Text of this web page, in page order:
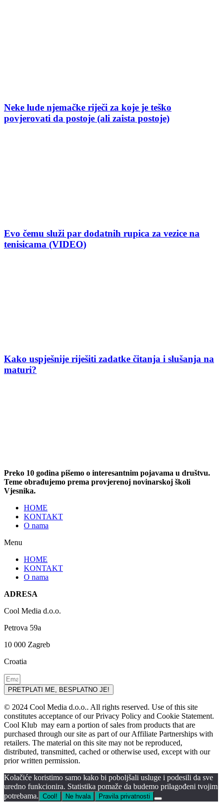
Neke lude njemačke riječi za koje je teško
povjerovati da postoje (ali zaista postoje)
Evo čemu služi par dodatnih rupica za vezice na
tenisicama (VIDEO)
Kako uspješnije riješiti zadatke čitanja i slušanja na
maturi?
Preko 10 godina pišemo o interesantnim pojavama u društvu.
Teme obrađujemo prema provjerenoj novinarskoj školi
Vjesnika.
HOME
KONTAKT
O nama
Menu
HOME
KONTAKT
O nama
ADRESA
Cool Media d.o.o.
Petrova 59a
10 000 Zagreb
Croatia
PRETPLATI ME, BESPLATNO JE!
© 2024 Cool Media d.o.o.. All rights reserved. Use of this site
constitutes acceptance of our Privacy Policy and Cookie Statement.
Cool Klub may earn a portion of sales from products that are
purchased through our site as part of our Affiliate Partnerships with
retailers. The material on this site may not be reproduced,
distributed, transmitted, cached or otherwise used, except with our
prior written permission.
Kolačiće koristimo samo kako bi poboljšali usluge i podesili da sve
uredno funkcionira. Statistika pomaže da budemo prilagođeni tvojim
potrebama. Cool! Ne hvala Pravila privatnosti